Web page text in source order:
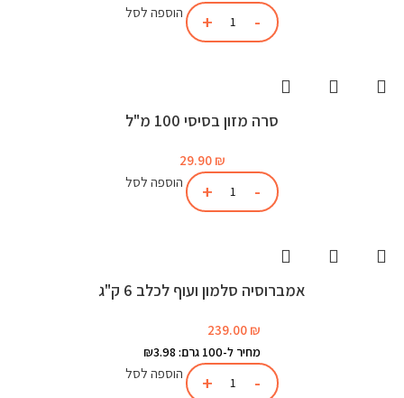
הוספה לסל
סרה מזון בסיסי 100 מ"ל
29.90 ₪
הוספה לסל
אמברוסיה סלמון ועוף לכלב 6 ק"ג
239.00 ₪
מחיר ל-100 גרם: ₪3.98
הוספה לסל